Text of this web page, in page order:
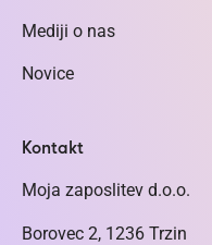
Mediji o nas
Novice
Kontakt
Moja zaposlitev d.o.o.
Borovec 2, 1236 Trzin